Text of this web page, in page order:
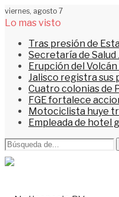
viernes, agosto 7
Lo mas visto
Tras presión de
Secretaría de
Erupción del
Jalisco registra sus
Cuatro colonias de
FGE fortalece
Motociclista huye
Empleada de hotel